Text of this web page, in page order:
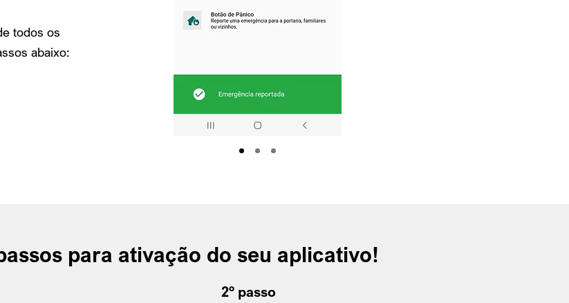
todos os
abaixo:
para ativação do seu aplicativo!
2º passo